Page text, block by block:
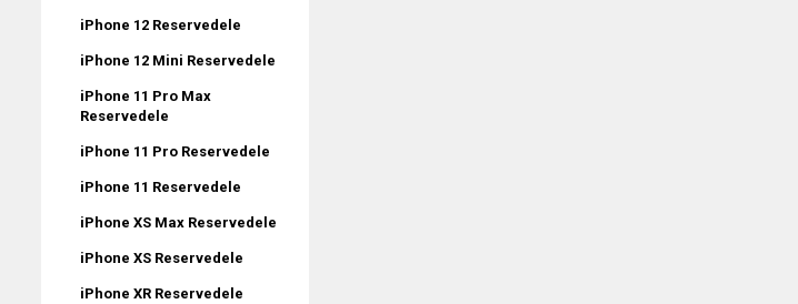
iPhone 12 Reservedele
iPhone 12 Mini Reservedele
iPhone 11 Pro Max
Reservedele
iPhone 11 Pro Reservedele
iPhone 11 Reservedele
iPhone XS Max Reservedele
iPhone XS Reservedele
iPhone XR Reservedele